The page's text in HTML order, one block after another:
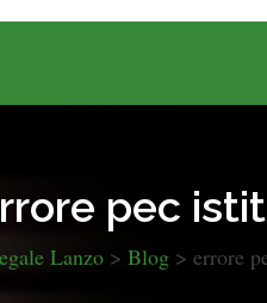
pec
Lanzo > Blog > errore